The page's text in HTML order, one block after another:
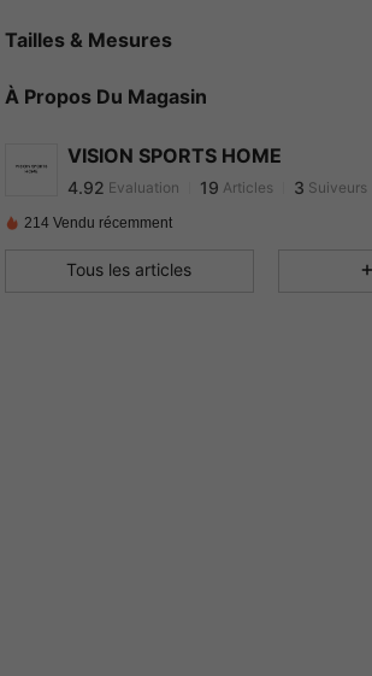
Tailles & Mesures
À Propos Du Magasin
VISION SPORTS HOME
4.92
19
4.92 Evaluation 19 Articles 3 Suiveurs
214 Vendu récemment
Tous les articles